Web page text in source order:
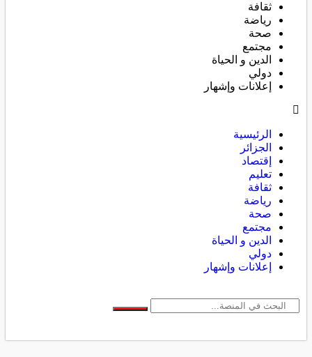
ثقافة
رياضة
صحة
مجتمع
الدين و الحياة
دولي
إعلانات وإشهار
الرئيسية
الجزائر
إقتصاد
تعليم
ثقافة
رياضة
صحة
مجتمع
الدين و الحياة
دولي
إعلانات وإشهار